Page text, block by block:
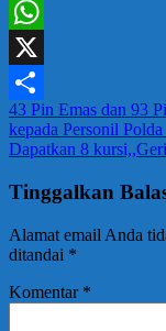
Email
WhatsApp
X
Share
Navigasi
pos
43 Pin Emas dan 93
kepada Personil
Dapatkan 8
Tinggalkan
Alamat email Anda
ditandai *
Komentar *